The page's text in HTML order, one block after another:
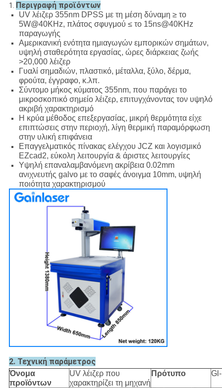
1. Περιγραφή προϊόντων
UV λέιζερ 355nm DPSS με τη μέση δύναμη ≥ το
5W@40KHz, πλάτος σφυγμού ≤ το 15ns@40KHz
παραγωγής
Αμερικανική ενότητα ημιαγωγών εμπορικών σημάτων,
υψηλή σταθερότητα εργασίας, ώρες διάρκειας ζωής
>20,000 λέιζερ
Γυαλί σημαδιών, πλαστικό, μέταλλα, ξύλο, δέρμα,
φρούτα, έγγραφο, κ.λπ.
Σύντομο μήκος κύματος 355nm, που παράγει το
μικροσκοπικό σημείο λέιζερ, επιτυγχάνοντας τον υψηλό
ακριβή χαρακτηρισμό
Η κρύα μέθοδος επεξεργασίας, μικρή θερμότητα είχε
επιπτώσεις στην περιοχή, λίγη θερμική παραμόρφωση
στην υλική επιφάνεια
Επαγγελματικός πίνακας ελέγχου JCZ και λογισμικό
EZcad2, εύκολη λειτουργία & άριστες λειτουργίες
Υψηλή επαναλαμβανόμενη ακρίβεια 0.02mm
ανιχνευτής galvo με το σαφές άνοιγμα 10mm, υψηλή
ποιότητα χαρακτηρισμού
2. Τεχνική παράμετρος
Όνομα
προϊόντων
UV λέιζερ που
χαρακτηρίζει τη μηχανή
Πρότυπο